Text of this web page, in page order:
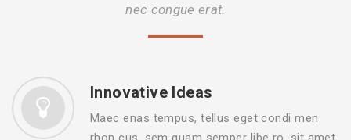
nec congue erat.
Innovative Ideas
Maec enas tempus, tellus eget condi men